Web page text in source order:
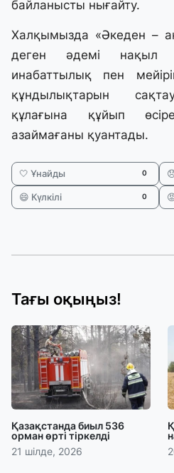
байланысты нығайту.
Халқымызда «Әкеден –
деген әдемі
инабаттылық пен
құндылықтарын
құлағына құйып
азаймағаны қуантады.
🤍 Ұнайды 0
😄 Күлкілі 0
Тағы оқыңыз!
Қазақстанда биыл 536
орман өрті тіркелді
21 шілде, 2026